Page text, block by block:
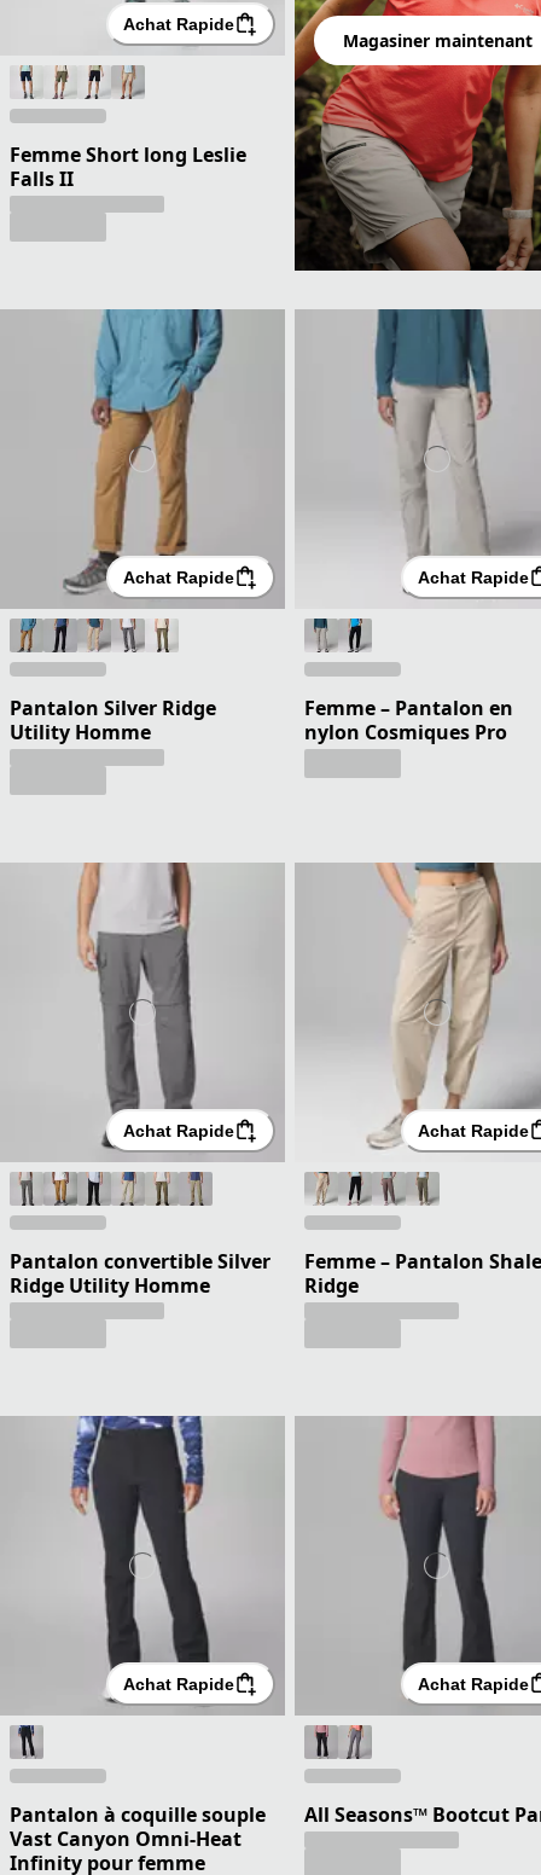
Achat Rapide
Femme Short long Leslie
Falls II
Magasiner maintenant
Achat Rapide
Pantalon Silver Ridge
Utility Homme
Achat Rapide
Femme – Pantalon en
nylon Cosmiques Pro
Achat Rapide
Pantalon convertible Silver
Ridge Utility Homme
Achat Rapide
Femme – Pantalon Shale
Ridge
Achat Rapide
Pantalon à coquille souple
Vast Canyon Omni-Heat
Infinity pour femme
Achat Rapide
All Seasons™ Bootcut